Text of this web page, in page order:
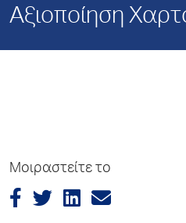
Αξιοποίηση
Μοιραστείτε το